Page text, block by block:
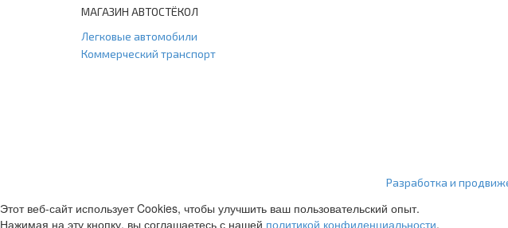
МАГАЗИН АВТОСТЁКОЛ
Легковые автомобили
Коммерческий транспорт
Разработка и
Этот веб-сайт использует Cookies, чтобы улучшить ваш пользовательский опыт.
Нажимая на эту кнопку, вы соглашаетесь с нашей политикой конфиденциальности.